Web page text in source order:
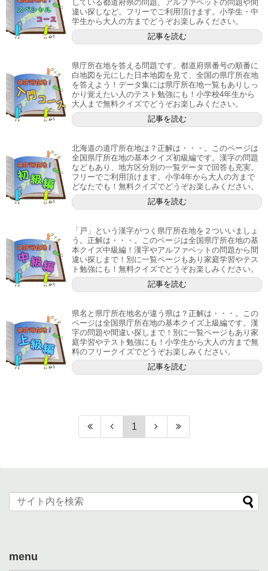
している都道府県の問題、アルファベットの問題や間
違い探しなど。フリーでご利用頂けます。小学生・中
学生から大人の方までどうぞお楽しみください。
記事を読む
県庁所在地を答える問題です。都道府県番号の順番に
白地図を元にした日本地図を見て、全国の県庁所在地
を答えよう！データ集には県庁所在地一覧もありしっ
かり覚えたい人のテスト勉強にも！小学校4年生から
大人まで無料クイズでどうぞお楽しみください。
記事を読む
北海道の道庁所在地は？正解は・・・。このページは
全国県庁所在地の基本クイズ初級編です。漢字の問題
などもあり、地方区分別の一覧データで回答も充実。
フリーでご利用頂けます。小学4年から大人の方まで
どなたでも！無料クイズでどうぞお楽しみください。
記事を読む
「戸」という漢字がつく県庁所在地を２ついいましょ
う。正解は・・・。このページは全国県庁所在地の基
本クイズ中級編！漢字やアルファベットの問題から間
違い探しまで！別に一覧ページもあり家庭学習やテス
ト勉強にも！無料クイズでどうぞお楽しみください。
記事を読む
県名と県庁所在地名が違う県は？正解は・・・。この
ページは全国県庁所在地の基本クイズ上級編です。漢
字の問題や間違い探しまで！別に一覧ページもあり家
庭学習やテスト勉強にも！小学生から大人の方まで無
料のフリークイズでどうぞお楽しみください。
記事を読む
1
menu